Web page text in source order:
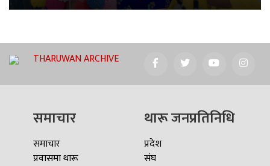
THARUWAN ARCHIVE
समाचार
समाचार
प्रवासमा थारू
थारू जनप्रतिनिधि
प्रदेश
संघ